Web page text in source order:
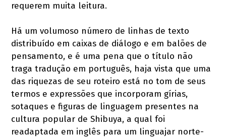
requerem muita leitura.
Há um volumoso número de linhas de texto
distribuído em caixas de diálogo e em balões de
pensamento, e é uma pena que o título não
traga tradução em português, haja vista que uma
das riquezas de seu roteiro está no tom de seus
termos e expressões que incorporam gírias,
sotaques e figuras de linguagem presentes na
cultura popular de Shibuya, a qual foi
readaptada em inglês para um linguajar norte-